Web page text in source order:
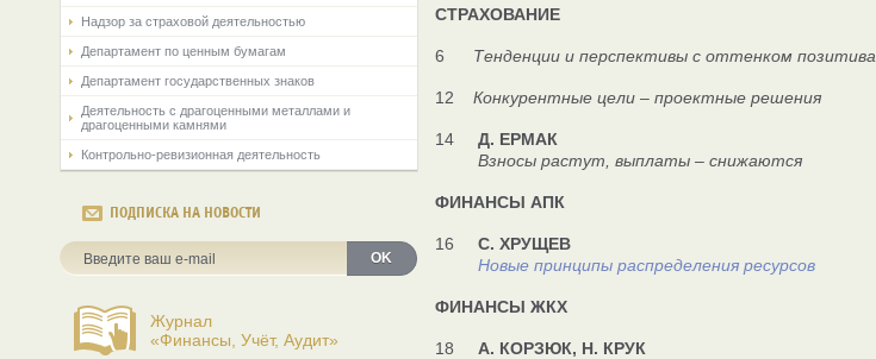
Надзор за страховой деятельностью
Департамент по ценным бумагам
Департамент государственных знаков
Деятельность с драгоценными металлами и
драгоценными камнями
Контрольно-ревизионная деятельность
ПОДПИСКА НА НОВОСТИ
OK
Журнал
«Финансы, Учёт, Аудит»
СТРАХОВАНИЕ
6 Тенденции и перспективы с оттенком позитива
12 Конкурентные цели – проектные решения
14 Д. ЕРМАК
Взносы растут, выплаты – снижаются
ФИНАНСЫ АПК
16 С. ХРУЩЕВ
Новые принципы распределения ресурсов
ФИНАНСЫ ЖКХ
18 А. КОРЗЮК, Н. КРУК